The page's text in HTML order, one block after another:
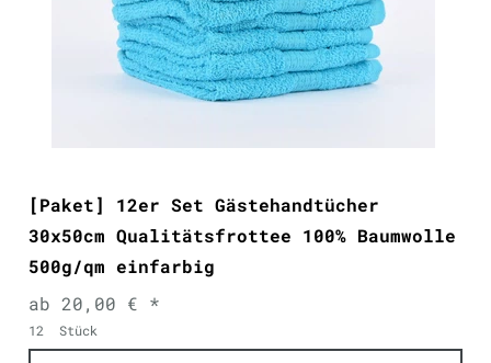
[Paket] 12er Set Gästehandtücher
30x50cm Qualitätsfrottee 100% Baumwolle
500g/qm einfarbig
ab 20,00 € *
12 Stück